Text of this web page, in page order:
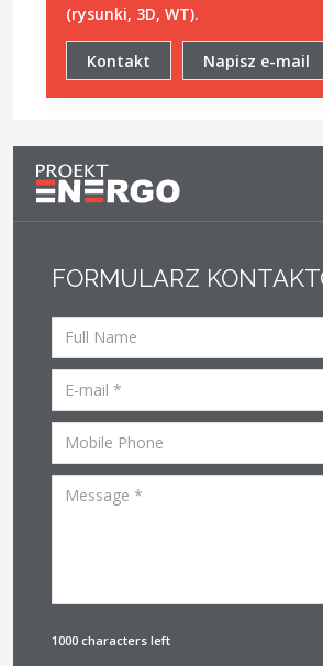
(rysunki, 3D, WT).
Kontakt Napisz e-mail
FORMULARZ
1000 characters left